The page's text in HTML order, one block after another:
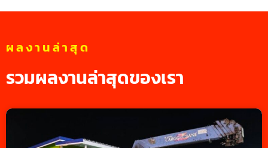
ผลงานล่าสุด
รวมผลงานล่าสุดของเรา